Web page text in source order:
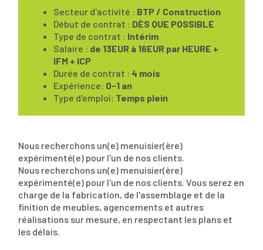
Secteur d'activité : BTP / Construction
Début de contrat : DÈS QUE POSSIBLE
Type de contrat : Intérim
Salaire : de 13EUR à 16EUR par HEURE +
IFM + ICP
Durée de contrat : 4 mois
Expérience: 0-1 an
Type d'emploi: Temps plein
Nous recherchons un(e) menuisier(ère)
expérimenté(e) pour l'un de nos clients.
Nous recherchons un(e) menuisier(ère)
expérimenté(e) pour l'un de nos clients. Vous serez en
charge de la fabrication, de l'assemblage et de la
finition de meubles, agencements et autres
réalisations sur mesure, en respectant les plans et
les délais.